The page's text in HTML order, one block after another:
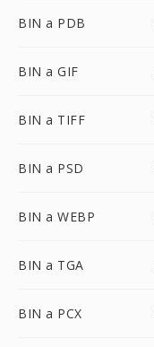
BIN a PDB
BIN a GIF
BIN a TIFF
BIN a PSD
BIN a WEBP
BIN a TGA
BIN a PCX